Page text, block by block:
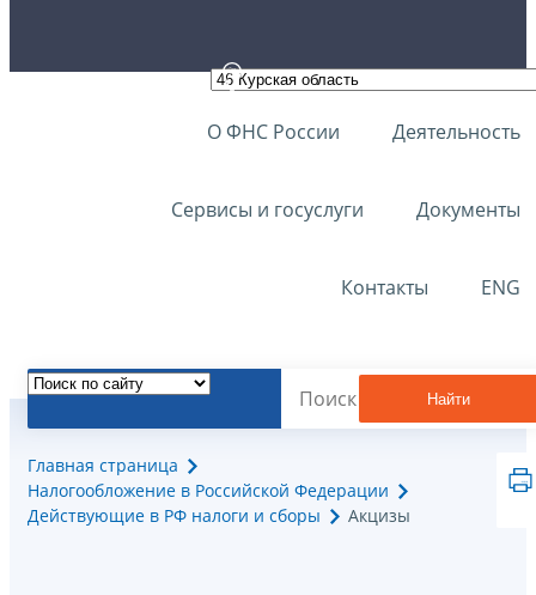
О ФНС России Деятельность
Сервисы и госуслуги Документы
Контакты ENG
Найти
Главная страница
Налогообложение в Российской Федерации
Действующие в РФ налоги и сборы
Акцизы